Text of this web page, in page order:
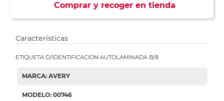
Comprar y recoger en tienda
Características
ETIQUETA D/IDENTIFICACION AUTOLAMINADA B/8
MARCA: AVERY
MODELO: 00746